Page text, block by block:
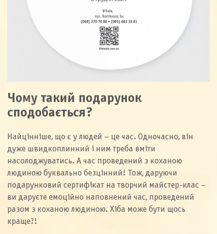
Чому такий подарунок
сподобається?
Найцінніше, що є у людей – це час. Одночасно, він
дуже швидкоплинний і ним треба вміти
насолоджуватись. А час проведений з коханою
людиною буквально безцінний! Тож, даруючи
подарунковий сертифікат на творчий майстер-клас –
ви даруєте емоційно наповнений час, проведений
разом з коханою людиною. Хіба може бути щось
краще?!